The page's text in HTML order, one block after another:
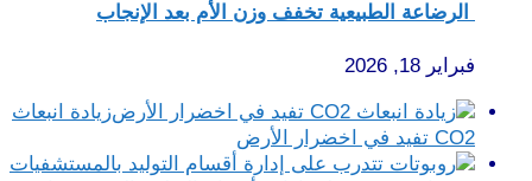
الرضاعة الطبيعية تخفف وزن الأم بعد الإنجاب
فبراير 18, 2026
زيادة انبعاث
СО2 تفيد في اخضرار الأرض